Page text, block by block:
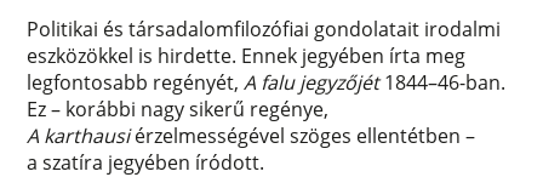
Politikai és társadalomfilozófiai gondolatait irodalmi
eszközökkel is hirdette. Ennek jegyében írta meg
legfontosabb regényét,A falu jegyzőjét1844–46-ban.
Ez – korábbi nagy sikerű regénye,
A karthausiérzelmességével szöges ellentétben –
a szatíra jegyében íródott.